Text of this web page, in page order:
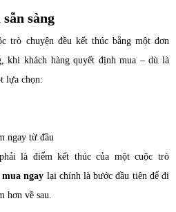
sàng
trò chuyện đều kết thúc bằng một đơn
khi khách hàng quyết định mua – dù là
lựa chọn:
ngay từ đầu
là điểm kết thúc của một cuộc trò
ngay lại chính là bước đầu tiên để đi
hơn về sau.